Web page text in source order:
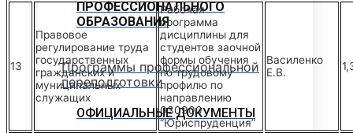
ПРОФЕССИОНАЛЬНОГО
ОБРАЗОВАНИЯ
Программы профессиональной
переподготовки
ОФИЦИАЛЬНЫЕ ДОКУМЕНТЫ
13
Правовое
регулирование труда
государственных
гражданских и
муниципальных
служащих
Рабочая
программа
дисциплины для
студентов заочной
формы обучения
по трудовому
профилю по
направлению
030900
“Юриспруденция”
Василенко
Е.В.